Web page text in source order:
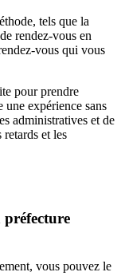
tels que la
rendez-vous en
vous qui vous
pour prendre
expérience sans
administratives et de
et les
préfecture
vous pouvez le